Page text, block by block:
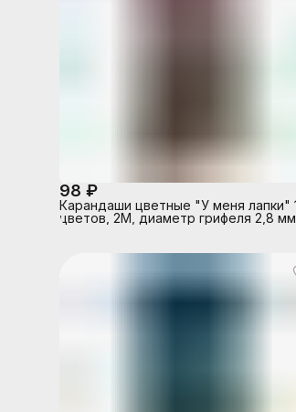
98 ₽
Карандаши цветные "У меня лапки"
цветов, 2М, диаметр грифеля 2,8 мм,